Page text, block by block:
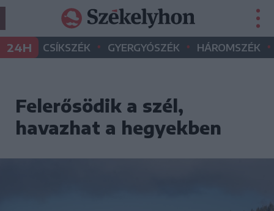
24H CSÍKSZÉK • GYERGYÓSZÉK • HÁROMSZÉK •
Felerősödik a szél,
havazhat a hegyekben